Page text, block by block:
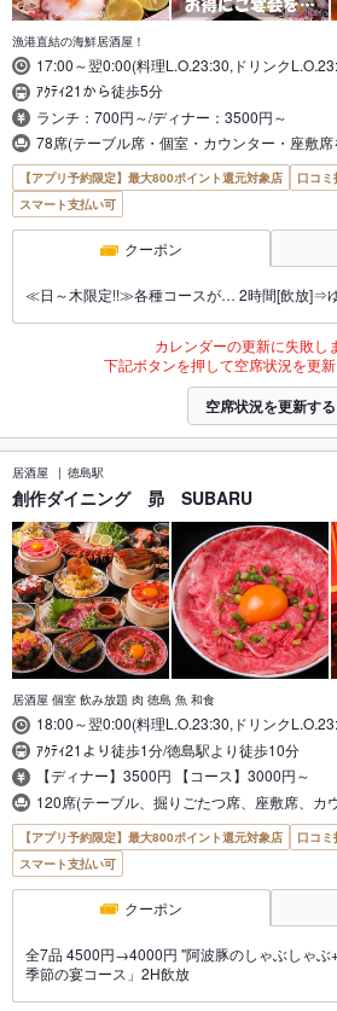
漁港直結の海鮮居酒屋！
17:00～翌0:00(料理L.O.23:30,ドリンク
ｱｸﾃｨ21から徒歩5分
ランチ：700円～/ディナー：3500円～
78席(テーブル席・個室・カウンター・座敷
【アプリ予約限定】最大800ポイント還元対象店
口コ
スマート支払い可
クーポン
≪日～木限定!!≫各種コースが… 2時間[飲放]⇒
カレンダーの更新に失敗し
下記ボタンを押して空席状況を更新
空席状況を更新する
居酒屋 徳島駅
創作ダイニング 昴 SUBARU
居酒屋 個室 飲み放題 肉 徳島 魚 和食
18:00～翌0:00(料理L.O.23:30,ドリンク
ｱｸﾃｨ21より徒歩1分/徳島駅より徒歩10分
【ディナー】3500円 【コース】3000円～
120席(テーブル、掘りごたつ席、座敷席、カ
【アプリ予約限定】最大800ポイント還元対象店
口コ
スマート支払い可
クーポン
全7品 4500円→4000円 "阿波豚のしゃぶしゃぶ
季節の宴コース」2H飲放